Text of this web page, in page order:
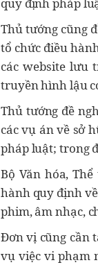
Thủ tướng cũng
tổ chức điều
các website lưu
truyền hình lậu
Thủ tướng đề
các vụ án về sở
pháp luật; trong
Bộ Văn hóa,
hành quy định
phim, âm nhạc,
Đơn vị cũng cần
vụ việc vi phạm